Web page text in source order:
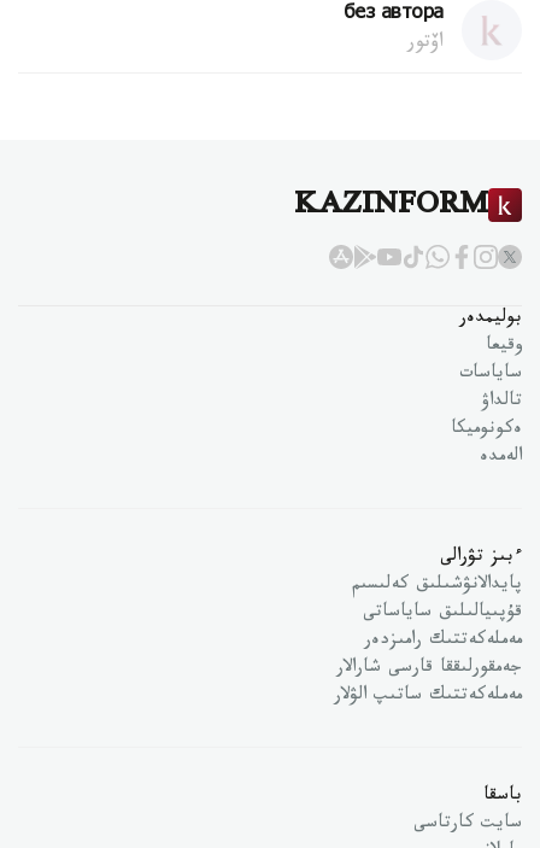
без автора
اۆتور
KAZINFORM
بوليمدەر
وقيعا
ساياسات
تالداۋ
ەكونوميكا
الەمدە
ءبىز تۋرالى
پايدالانۋشىلىق كەلىسىم
قۇپىيالىلىق ساياساتى
مەملەكەتتىك رامىزدەر
جەمقورلىققا قارسى شارالار
مەملەكەتتىك ساتىپ الۋلار
باسقا
سايت كارتاسى